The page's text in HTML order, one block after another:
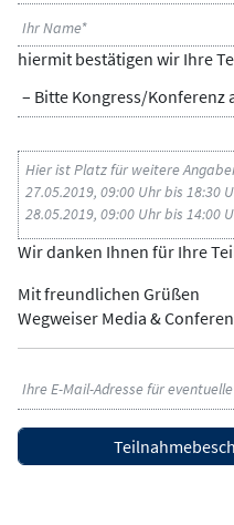
hiermit bestätigen wir Ihre
KONGRESS/KONFERENZ
ZUSATZINFORMATIONEN
Wir danken Ihnen für Ihre
Mit freundlichen Grüßen
Wegweiser Media &
ADRESSE